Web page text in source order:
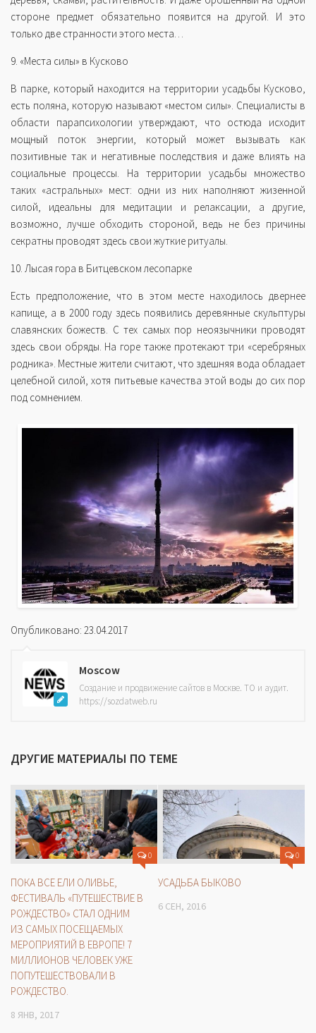
стороне предмет обязательно появится на другой. И это
только две странности этого места…
9. «Места силы» в Кусково
В парке, который находится на территории усадьбы Кусково,
есть поляна, которую называют «местом силы». Специалисты в
области парапсихологии утверждают, что остюда исходит
мощный поток энергии, который может вызывать как
позитивные так и негативные последствия и даже влиять на
социальные процессы. На территории усадьбы множество
таких «астральных» мест: одни из них наполняют жизенной
силой, идеальны для медитации и релаксации, а другие,
возможно, лучше обходить стороной, ведь не без причины
секратны проводят здесь свои жуткие ритуалы.
10. Лысая гора в Битцевском лесопарке
Есть предположение, что в этом месте находилось двернее
капище, а в 2000 году здесь появились деревянные скульптуры
славянских божеств. С тех самых пор неоязычники проводят
здесь свои обряды. На горе также протекают три «серебряных
родника». Местные жители считают, что здешняя вода обладает
целебной силой, хотя питьевые качества этой воды до сих пор
под сомнением.
Опубликовано: 23.04.2017
Moscow
Создание и продвижение сайтов в Москве. ТО и аудит.
https://sozdatweb.ru
ДРУГИЕ МАТЕРИАЛЫ ПО ТЕМЕ
0
ПОКА ВСЕ ЕЛИ ОЛИВЬЕ,
ФЕСТИВАЛЬ «ПУТЕШЕСТВИЕ В
РОЖДЕСТВО» СТАЛ ОДНИМ
ИЗ САМЫХ ПОСЕЩАЕМЫХ
МЕРОПРИЯТИЙ В ЕВРОПЕ! 7
МИЛЛИОНОВ ЧЕЛОВЕК УЖЕ
ПОПУТЕШЕСТВОВАЛИ В
РОЖДЕСТВО.
8 ЯНВ, 2017
0
УСАДЬБА БЫКОВО
6 СЕН, 2016